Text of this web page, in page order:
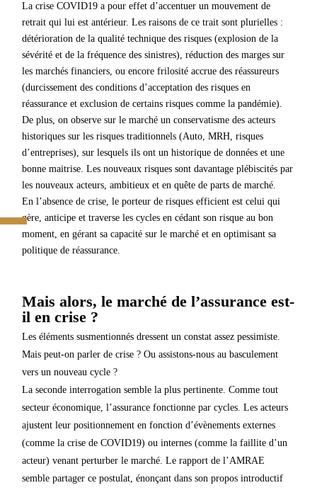
La crise COVID19 a pour effet d’accentuer un mouvement de
retrait qui lui est antérieur. Les raisons de ce trait sont plurielles :
détérioration de la qualité technique des risques (explosion de la
sévérité et de la fréquence des sinistres), réduction des marges sur
les marchés financiers, ou encore frilosité accrue des réassureurs
(durcissement des conditions d’acceptation des risques en
réassurance et exclusion de certains risques comme la pandémie).
De plus, on observe sur le marché un conservatisme des acteurs
historiques sur les risques traditionnels (Auto, MRH, risques
d’entreprises), sur lesquels ils ont un historique de données et une
bonne maitrise. Les nouveaux risques sont davantage plébiscités par
les nouveaux acteurs, ambitieux et en quête de parts de marché.
En l’absence de crise, le porteur de risques efficient est celui qui
gère, anticipe et traverse les cycles en cédant son risque au bon
moment, en gérant sa capacité sur le marché et en optimisant sa
politique de réassurance.
Mais alors, le marché de l’assurance est-
il en crise ?
Les éléments susmentionnés dressent un constat assez pessimiste.
Mais peut-on parler de crise ? Ou assistons-nous au basculement
vers un nouveau cycle ?
La seconde interrogation semble la plus pertinente. Comme tout
secteur économique, l’assurance fonctionne par cycles. Les acteurs
ajustent leur positionnement en fonction d’évènements externes
(comme la crise de COVID19) ou internes (comme la faillite d’un
acteur) venant perturber le marché. Le rapport de l’AMRAE
semble partager ce postulat, énonçant dans son propos introductif